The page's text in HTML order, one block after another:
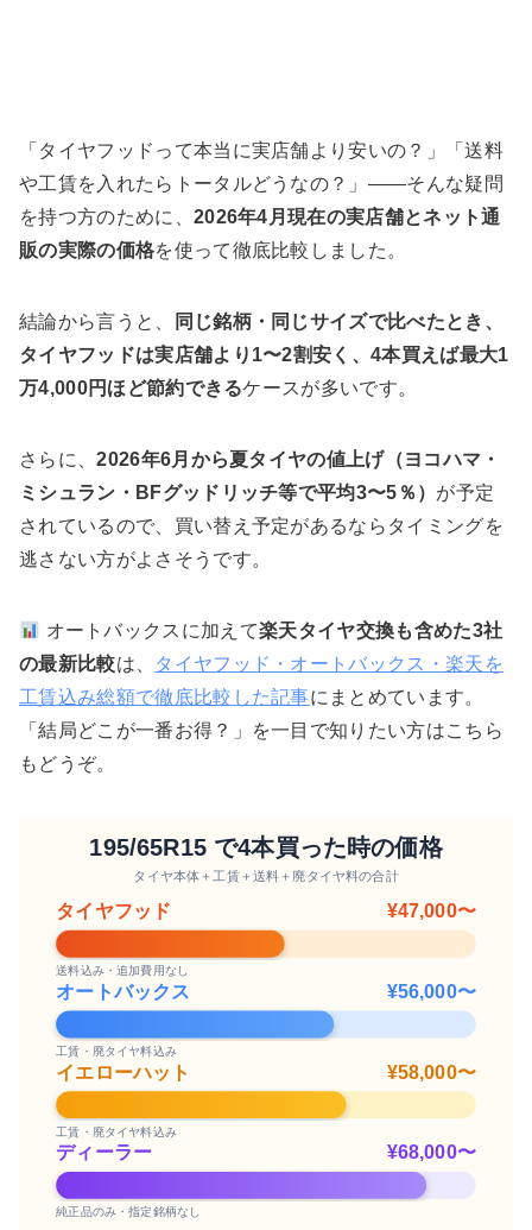
「タイヤフッドって本当に実店舗より安いの？」「送料
や工賃を入れたらトータルどうなの？」——そんな疑問
を持つ方のために、 2026年4月現在の実店舗とネット通
販の実際の価格を使って徹底比較しました。
結論から言うと、
同じ銘柄・同じサイズで比べたとき、
タイヤフッドは実店舗より1〜2割安く、4本買えば最大1
万4,000円ほど節約できるケースが多いです。
さらに、2026年6月から夏タイヤの値上げ（ヨコハマ・
ミシュラン・BFグッドリッチ等で平均3〜5％） が予定
されているので、買い替え予定があるならタイミングを
逃さない方がよさそうです。
オートバックスに加えて楽天タイヤ交換も含めた3社
の最新比較は、
タイヤフッド・オートバックス・楽天を
工賃込み総額で徹底比較した記事にまとめています。
「結局どこが一番お得？」を一目で知りたい方はこちら
もどうぞ。
195/65R15 で4本買った時の価格
タイヤ本体＋工賃＋送料＋廃タイヤ料の合計
タイヤフッド ¥47,000〜
送料込み・追加費用なし
オートバックス ¥56,000〜
工賃・廃タイヤ料込み
イエローハット ¥58,000〜
工賃・廃タイヤ料込み
ディーラー ¥68,000〜
純正品のみ・指定銘柄なし